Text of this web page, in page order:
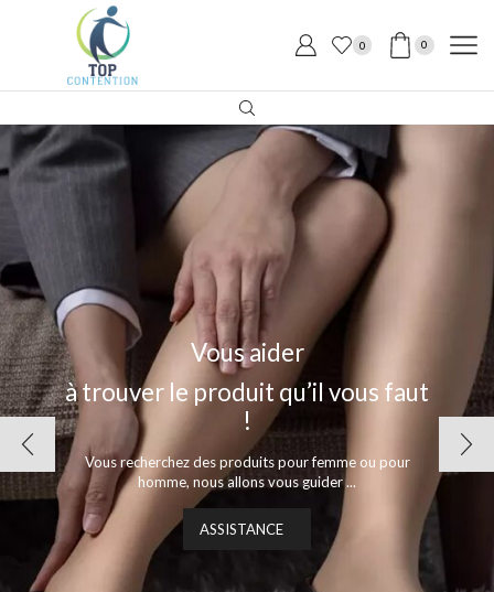
0 0
Vous aider
à trouver le produit qu’il vous faut
!
Vous recherchez des produits pour femme ou pour
homme, nous allons vous guider ...
ASSISTANCE